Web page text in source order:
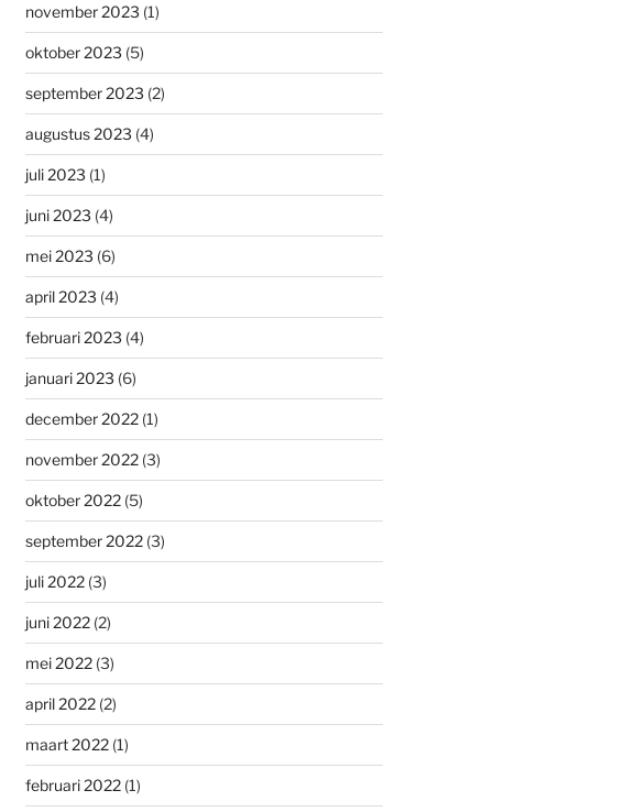
november 2023 (1)
oktober 2023 (5)
september 2023 (2)
augustus 2023 (4)
juli 2023 (1)
juni 2023 (4)
mei 2023 (6)
april 2023 (4)
februari 2023 (4)
januari 2023 (6)
december 2022(1)
november 2022(3)
oktober 2022(5)
september 2022(3)
juli 2022(3)
juni 2022(2)
mei 2022(3)
april 2022(2)
maart 2022(1)
februari 2022(1)